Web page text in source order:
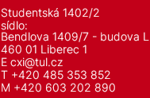
Studentská 1402/2
sídlo:
Bendlova 1409/7 - budova L
460 01 Liberec 1
E cxi@tul.cz
T +420 485 353 852
M +420 603 202 890